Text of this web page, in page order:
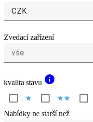
CZK
Zvedací zařízení
vše
kvalita stavu info
star starstar
Nabídky ne starší než